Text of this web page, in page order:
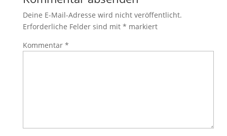
Deine E-Mail-Adresse wird nicht veröffentlicht.
Erforderliche Felder sind mit * markiert
Kommentar *